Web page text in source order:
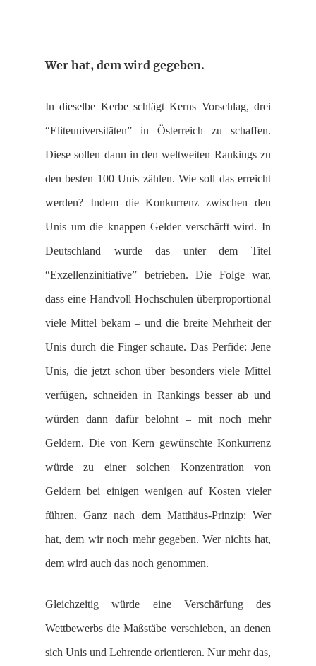
Wer hat, dem wird gegeben.
In dieselbe Kerbe schlägt Kerns Vorschlag, drei
“Eliteuniversitäten” in Österreich zu schaffen.
Diese sollen dann in den weltweiten Rankings zu
den besten 100 Unis zählen. Wie soll das erreicht
werden? Indem die Konkurrenz zwischen den
Unis um die knappen Gelder verschärft wird. In
Deutschland wurde das unter dem Titel
“Exzellenzinitiative” betrieben. Die Folge war,
dass eine Handvoll Hochschulen überproportional
viele Mittel bekam – und die breite Mehrheit der
Unis durch die Finger schaute. Das Perfide: Jene
Unis, die jetzt schon über besonders viele Mittel
verfügen, schneiden in Rankings besser ab und
würden dann dafür belohnt – mit noch mehr
Geldern. Die von Kern gewünschte Konkurrenz
würde zu einer solchen Konzentration von
Geldern bei einigen wenigen auf Kosten vieler
führen. Ganz nach dem Matthäus-Prinzip: Wer
hat, dem wir noch mehr gegeben. Wer nichts hat,
dem wird auch das noch genommen.
Gleichzeitig würde eine Verschärfung des
Wettbewerbs die Maßstäbe verschieben, an denen
sich Unis und Lehrende orientieren. Nur mehr das,